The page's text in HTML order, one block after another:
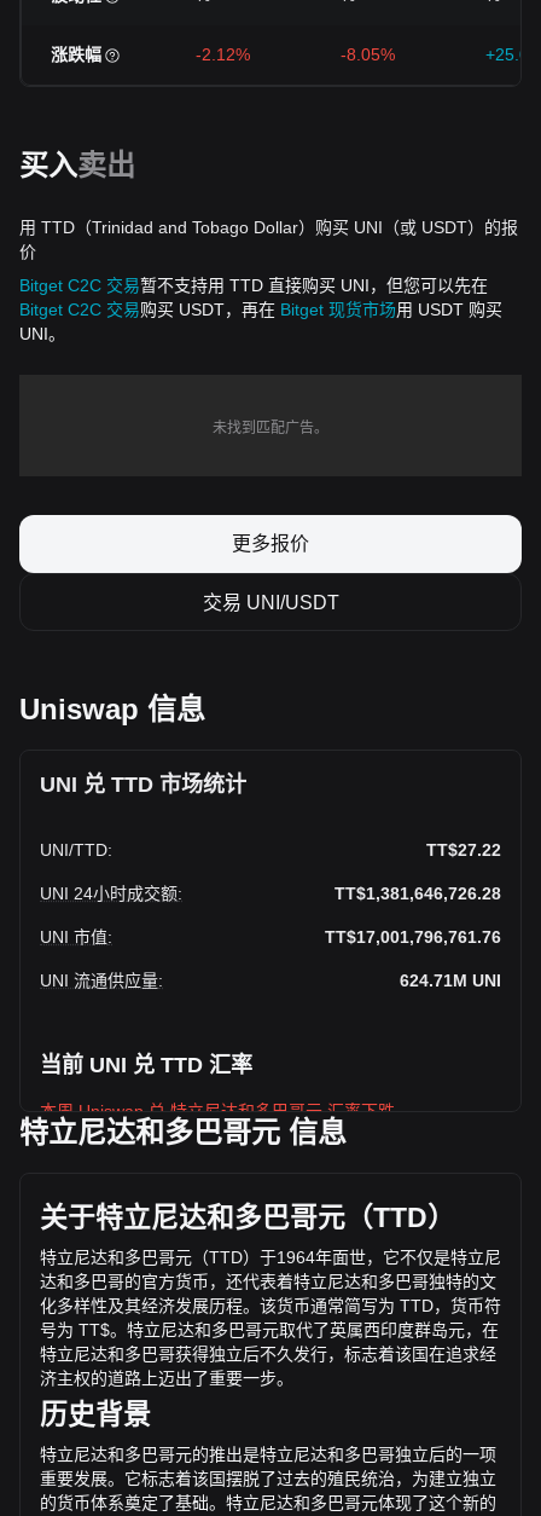
涨跌幅 -2.12% -8.05%
买入卖出
用 TTD（Trinidad and Tobago Dollar）购买 UNI（或 USDT）的报
价
Bitget C2C 交易暂不支持用 TTD 直接购买 UNI，但您可以先在
Bitget C2C 交易购买 USDT，再在 Bitget 现货市场用 USDT 购买
UNI。
未找到匹配广告。
更多报价
交易 UNI/USDT
Uniswap 信息
UNI 兑 TTD 市场统计
UNI/TTD: TT$27.22
UNI 24小时成交额: TT$1,381,646,726.28
UNI 市值: TT$17,001,796,761.76
UNI 流通供应量: 624.71M UNI
当前 UNI 兑 TTD 汇率
本周 Uniswap 兑 特立尼达和多巴哥元 汇率下跌
TT$17,001,796,761.76 TTD 。 Uniswap 的交易量在过去 24
小时内变化了 -25.78% (TT$-479,788,705.38 TTD)。上一交
易日， UNI 的交易量是 TT$1,861,435,431.67。
通过 Bitget 了解更多 Uniswap 相关信息
Uniswap 价格
Uniswap价格预测
什么是 Uniswap（UNI）？
特立尼达和多巴哥元 信息
关于特立尼达和多巴哥元（TTD）
特立尼达和多巴哥元（TTD）于1964年面世，它不仅是特立尼
达和多巴哥的官方货币，还代表着特立尼达和多巴哥独特的文
化多样性及其经济发展历程。该货币通常简写为 TTD，货币符
号为 TT$。特立尼达和多巴哥元取代了英属西印度群岛元，在
特立尼达和多巴哥获得独立后不久发行，标志着该国在追求经
济主权的道路上迈出了重要一步。
历史背景
特立尼达和多巴哥元的推出是特立尼达和多巴哥独立后的一项
重要发展。它标志着该国摆脱了过去的殖民统治，为建立独立
的货币体系奠定了基础。特立尼达和多巴哥元体现了这个新的